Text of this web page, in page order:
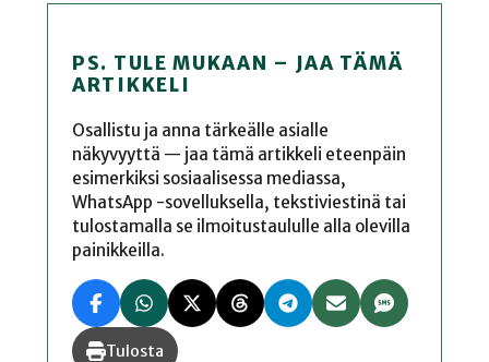
PS. TULE MUKAAN – JAA TÄMÄ
ARTIKKELI
Osallistu ja anna tärkeälle asialle
näkyvyyttä — jaa tämä artikkeli eteenpäin
esimerkiksi sosiaalisessa mediassa,
WhatsApp -sovelluksella, tekstiviestinä tai
tulostamalla se ilmoitustaululle alla olevilla
painikkeilla.
Tulosta